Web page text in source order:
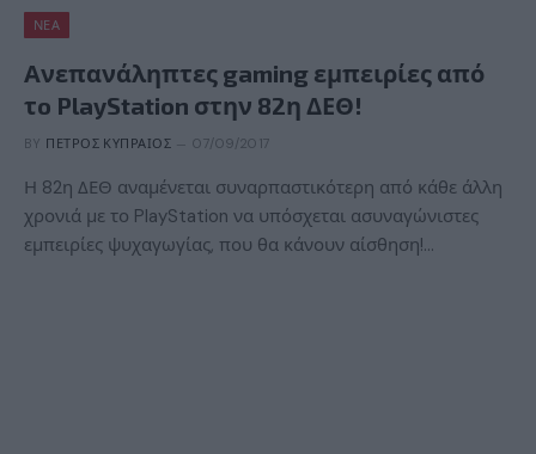
ΝΈΑ
Ανεπανάληπτες gaming εμπειρίες από
τo PlayStation στην 82η ΔΕΘ!
BY ΠΈΤΡΟΣ ΚΥΠΡΑΊΟΣ 07/09/2017
Η 82η ΔΕΘ αναμένεται συναρπαστικότερη από κάθε άλλη
χρονιά με το PlayStation να υπόσχεται ασυναγώνιστες
εμπειρίες ψυχαγωγίας, που θα κάνουν αίσθηση!…